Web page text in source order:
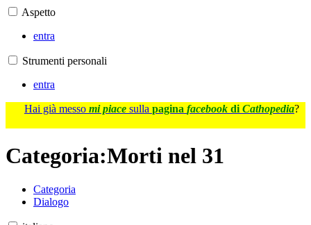
Aspetto
entra
Strumenti personali
entra
Hai già messo mi piace sulla pagina facebook di Cathopedia?
Categoria:Morti nel 31
Categoria
Dialogo